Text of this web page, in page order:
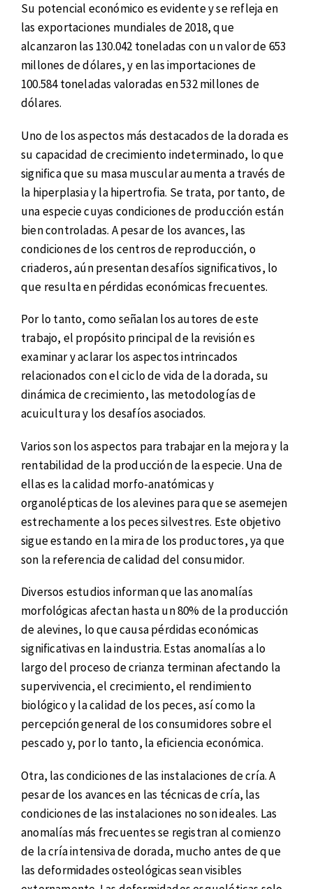
Su potencial económico es evidente y se refleja en
las exportaciones mundiales de 2018, que
alcanzaron las 130.042 toneladas con un valor de 653
millones de dólares, y en las importaciones de
100.584 toneladas valoradas en 532 millones de
dólares.
Uno de los aspectos más destacados de la dorada es
su capacidad de crecimiento indeterminado, lo que
significa que su masa muscular aumenta a través de
la hiperplasia y la hipertrofia. Se trata, por tanto, de
una especie cuyas condiciones de producción están
bien controladas. A pesar de los avances, las
condiciones de los centros de reproducción, o
criaderos, aún presentan desafíos significativos, lo
que resulta en pérdidas económicas frecuentes.
Por lo tanto, como señalan los autores de este
trabajo, el propósito principal de la revisión es
examinar y aclarar los aspectos intrincados
relacionados con el ciclo de vida de la dorada, su
dinámica de crecimiento, las metodologías de
acuicultura y los desafíos asociados.
Varios son los aspectos para trabajar en la mejora y la
rentabilidad de la producción de la especie. Una de
ellas es la calidad morfo-anatómicas y
organolépticas de los alevines para que se asemejen
estrechamente a los peces silvestres. Este objetivo
sigue estando en la mira de los productores, ya que
son la referencia de calidad del consumidor.
Diversos estudios informan que las anomalías
morfológicas afectan hasta un 80% de la producción
de alevines, lo que causa pérdidas económicas
significativas en la industria. Estas anomalías a lo
largo del proceso de crianza terminan afectando la
supervivencia, el crecimiento, el rendimiento
biológico y la calidad de los peces, así como la
percepción general de los consumidores sobre el
pescado y, por lo tanto, la eficiencia económica.
Otra, las condiciones de las instalaciones de cría. A
pesar de los avances en las técnicas de cría, las
condiciones de las instalaciones no son ideales. Las
anomalías más frecuentes se registran al comienzo
de la cría intensiva de dorada, mucho antes de que
las deformidades osteológicas sean visibles